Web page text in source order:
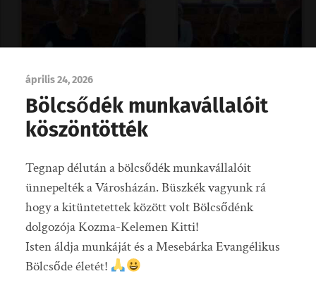
április 24, 2026
Bölcsődék munkavállalóit
köszöntötték
Tegnap délután a bölcsődék munkavállalóit
ünnepelték a Városházán. Büszkék vagyunk rá
hogy a kitüntetettek között volt Bölcsődénk
dolgozója Kozma-Kelemen Kitti!
Isten áldja munkáját és a Mesebárka Evangélikus
Bölcsőde életét!